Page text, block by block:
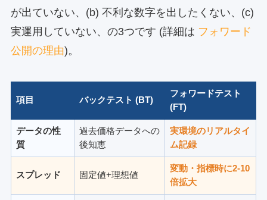
が出ていない、(b) 不利な数字を出したくない、(c)
実運用していない、の3つです (詳細は フォワード
公開の理由)。
項目 バックテスト (BT)
フォワードテスト
(FT)
データの性
質
過去価格データへの
後知恵
実環境のリアルタイ
ム記録
スプレッド 固定値+理想値
変動・指標時に2-10
倍拡大